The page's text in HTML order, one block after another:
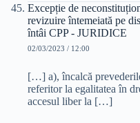
Excepție de
revizuire întemeiată pe
întâi CPP - JURIDICE
02/03/2023 / 12:00
[…] a), încalcă
referitor la egalitatea în
accesul liber la […]